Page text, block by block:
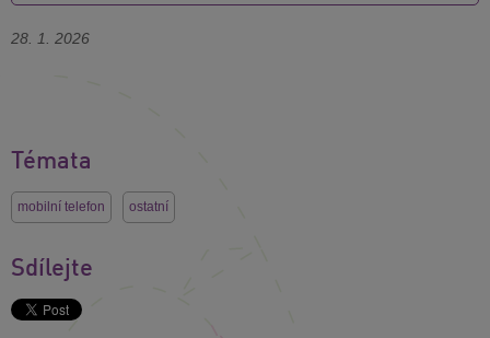
28. 1. 2026
Témata
mobilní telefon ostatní
Sdílejte